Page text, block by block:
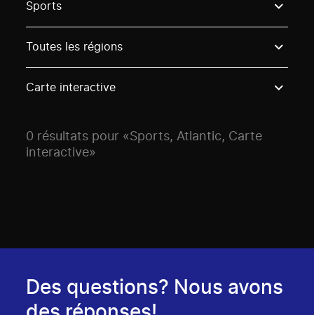
Sports
Toutes les régions
Carte interactive
0 résultats pour «Sports, Atlantic, Carte
interactive»
Des questions? Nous avons